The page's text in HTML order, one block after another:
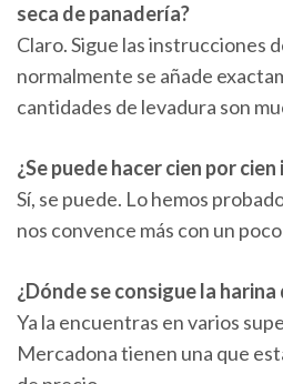
seca de panadería?
Claro. Sigue las instrucciones
normalmente se añade
cantidades de levadura son
¿Se puede hacer cien por
Sí, se puede. Lo hemos
nos convence más con un
¿Dónde se consigue la
Ya la encuentras en varios
Mercadona tienen una que